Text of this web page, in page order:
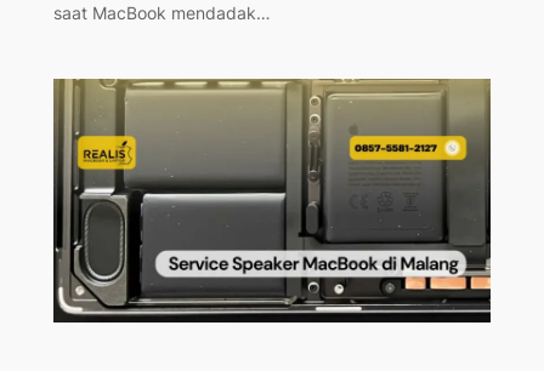
saat MacBook mendadak…